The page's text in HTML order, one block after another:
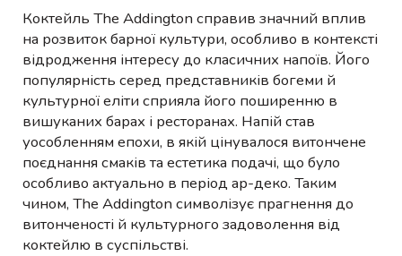
Коктейль The Addington справив значний вплив
на розвиток барної культури, особливо в контексті
відродження інтересу до класичних напоїв. Його
популярність серед представників богеми й
культурної еліти сприяла його поширенню в
вишуканих барах і ресторанах. Напій став
уособленням епохи, в якій цінувалося витончене
поєднання смаків та естетика подачі, що було
особливо актуально в період ар-деко. Таким
чином, The Addington символізує прагнення до
витонченості й культурного задоволення від
коктейлю в суспільстві.